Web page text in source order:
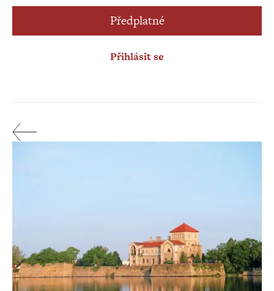
Předplatné
Přihlásit se